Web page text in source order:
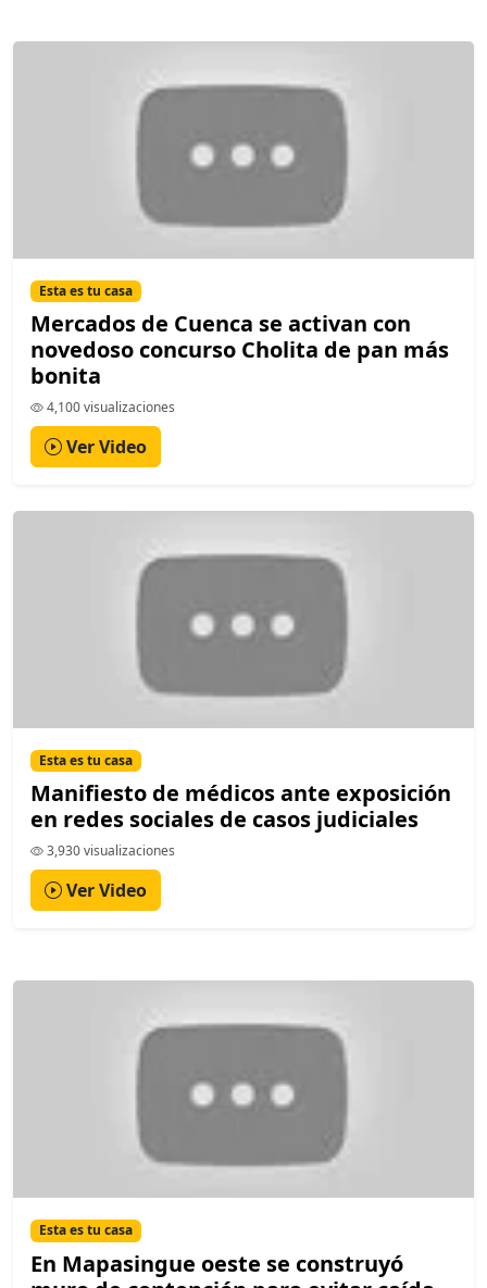
Esta es tu casa
Mercados de Cuenca se activan con
novedoso concurso Cholita de pan más
bonita
4,100 visualizaciones
Ver Video
Esta es tu casa
Manifiesto de médicos ante exposición
en redes sociales de casos judiciales
3,930 visualizaciones
Ver Video
Esta es tu casa
En Mapasingue oeste se construyó